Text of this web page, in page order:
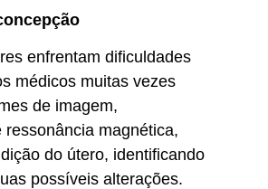
enfrentam dificuldades
médicos muitas vezes
de imagem,
ressonância magnética,
do útero, identificando
possíveis alterações.